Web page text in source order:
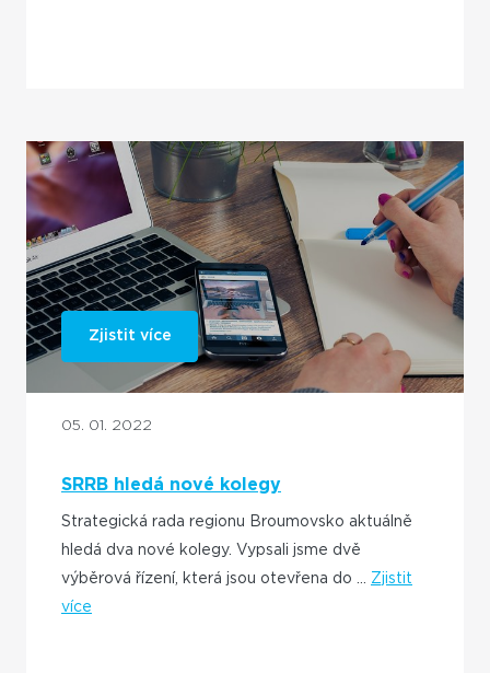
Zjistit více
05. 01. 2022
SRRB hledá nové kolegy
Strategická rada regionu Broumovsko aktuálně
hledá dva nové kolegy. Vypsali jsme dvě
výběrová řízení, která jsou otevřena do ... Zjistit
více